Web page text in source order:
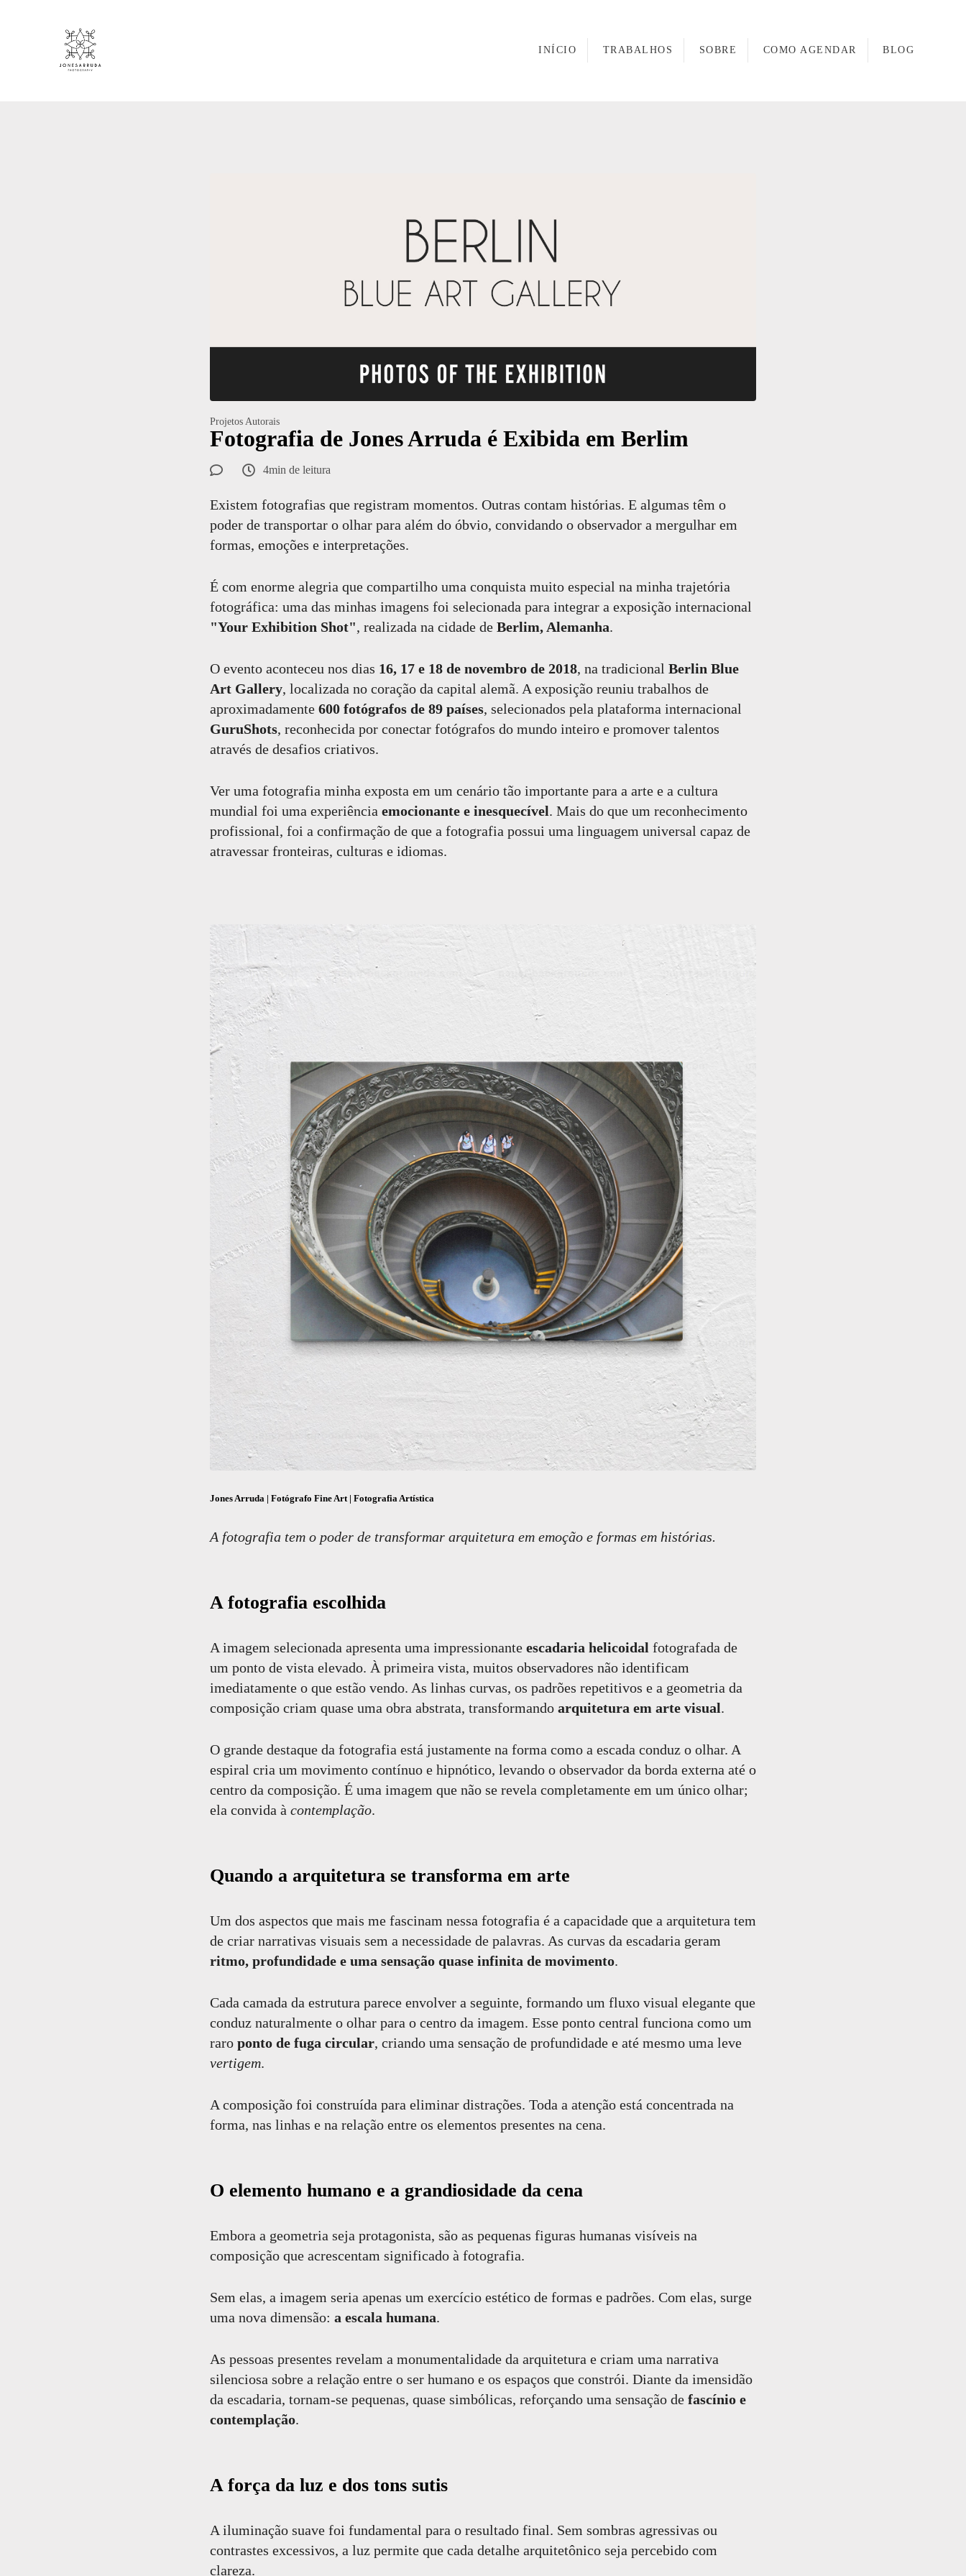
INÍCIO TRABALHOS SOBRE COMO AGENDAR BLOG
Projetos Autorais
Fotografia de Jones Arruda é Exibida em Berlim
4min de leitura
Existem fotografias que registram momentos. Outras contam histórias. E algumas têm o
poder de transportar o olhar para além do óbvio, convidando o observador a mergulhar em
formas, emoções e interpretações.
É com enorme alegria que compartilho uma conquista muito especial na minha trajetória
fotográfica: uma das minhas imagens foi selecionada para integrar a exposição internacional
"Your Exhibition Shot", realizada na cidade de Berlim, Alemanha.
O evento aconteceu nos dias 16, 17 e 18 de novembro de 2018, na tradicional Berlin Blue
Art Gallery, localizada no coração da capital alemã. A exposição reuniu trabalhos de
aproximadamente 600 fotógrafos de 89 países, selecionados pela plataforma internacional
GuruShots, reconhecida por conectar fotógrafos do mundo inteiro e promover talentos
através de desafios criativos.
Ver uma fotografia minha exposta em um cenário tão importante para a arte e a cultura
mundial foi uma experiência emocionante e inesquecível. Mais do que um reconhecimento
profissional, foi a confirmação de que a fotografia possui uma linguagem universal capaz de
atravessar fronteiras, culturas e idiomas.
Jones Arruda | Fotógrafo Fine Art | Fotografia Artística
A fotografia tem o poder de transformar arquitetura em emoção e formas em histórias.
A fotografia escolhida
A imagem selecionada apresenta uma impressionante escadaria helicoidal fotografada de
um ponto de vista elevado. À primeira vista, muitos observadores não identificam
imediatamente o que estão vendo. As linhas curvas, os padrões repetitivos e a geometria da
composição criam quase uma obra abstrata, transformando arquitetura em arte visual.
O grande destaque da fotografia está justamente na forma como a escada conduz o olhar. A
espiral cria um movimento contínuo e hipnótico, levando o observador da borda externa até o
centro da composição. É uma imagem que não se revela completamente em um único olhar;
ela convida à contemplação.
Quando a arquitetura se transforma em arte
Um dos aspectos que mais me fascinam nessa fotografia é a capacidade que a arquitetura tem
de criar narrativas visuais sem a necessidade de palavras. As curvas da escadaria geram
ritmo, profundidade e uma sensação quase infinita de movimento.
Cada camada da estrutura parece envolver a seguinte, formando um fluxo visual elegante que
conduz naturalmente o olhar para o centro da imagem. Esse ponto central funciona como um
raro ponto de fuga circular, criando uma sensação de profundidade e até mesmo uma leve
vertigem.
A composição foi construída para eliminar distrações. Toda a atenção está concentrada na
forma, nas linhas e na relação entre os elementos presentes na cena.
O elemento humano e a grandiosidade da cena
Embora a geometria seja protagonista, são as pequenas figuras humanas visíveis na
composição que acrescentam significado à fotografia.
Sem elas, a imagem seria apenas um exercício estético de formas e padrões. Com elas, surge
uma nova dimensão: a escala humana.
As pessoas presentes revelam a monumentalidade da arquitetura e criam uma narrativa
silenciosa sobre a relação entre o ser humano e os espaços que constrói. Diante da imensidão
da escadaria, tornam-se pequenas, quase simbólicas, reforçando uma sensação de fascínio e
contemplação.
A força da luz e dos tons sutis
A iluminação suave foi fundamental para o resultado final. Sem sombras agressivas ou
contrastes excessivos, a luz permite que cada detalhe arquitetônico seja percebido com
clareza.